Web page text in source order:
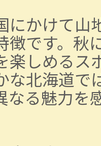
にかけて山
徴です。秋
楽しめるス
な北海道で
なる魅力を